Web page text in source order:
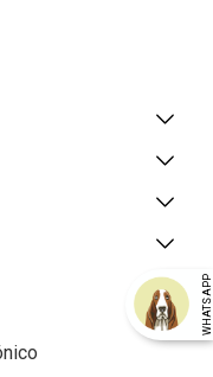
WHATSAPP